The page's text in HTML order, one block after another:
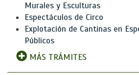
Murales y Esculturas
Espectáculos de Circo
Explotación de Cantinas en
Públicos
MÁS TRÁMITES